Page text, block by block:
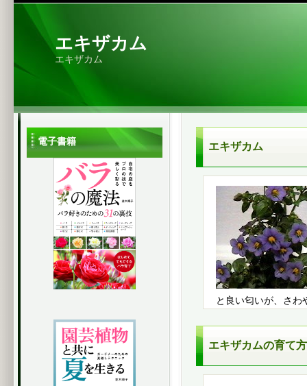
エキザカム
エキザカム
エキザカム
と良い匂いが、さわ
エキザカムの育て方
電子書籍